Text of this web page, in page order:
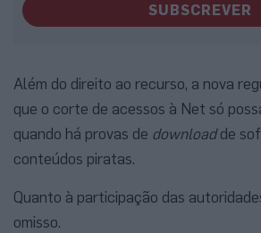
SUBSCREVER
Além do direito ao recurso, a nova
que o corte de acessos à Net só
quando há provas de downloadde
conteúdos piratas.
Quanto à participação das
omisso.